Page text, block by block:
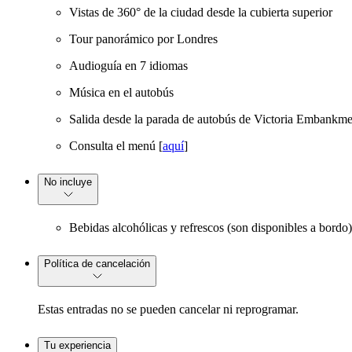
Vistas de 360° de la ciudad desde la cubierta superior
Tour panorámico por Londres
Audioguía en 7 idiomas
Música en el autobús
Salida desde la parada de autobús de Victoria
Consulta el menú [aquí]
No incluye
Bebidas alcohólicas y refrescos (son disponibles a bordo)
Política de cancelación
Estas entradas no se pueden cancelar ni reprogramar.
Tu experiencia